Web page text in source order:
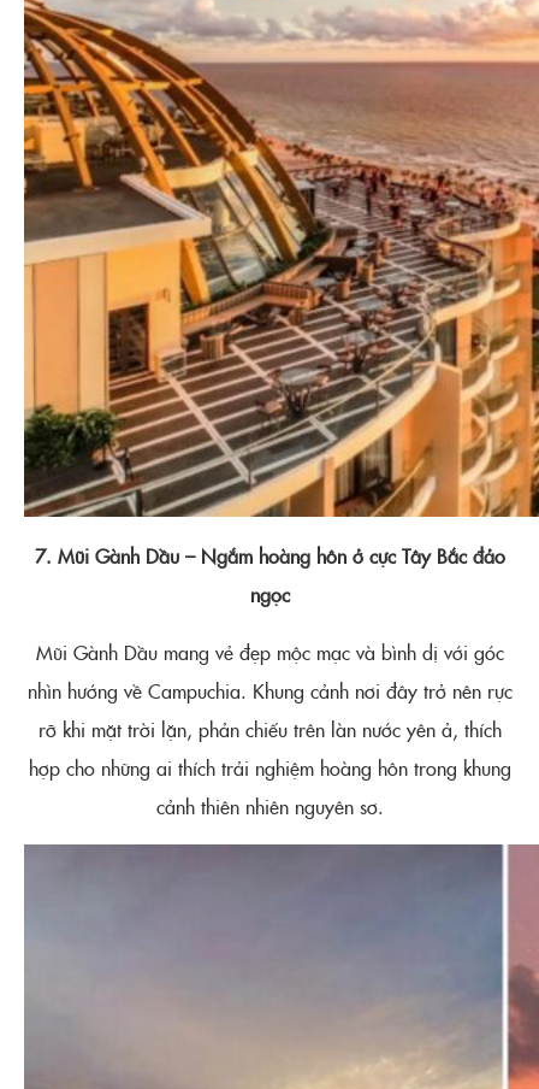
7. Mũi Gành Dầu – Ngắm hoàng hôn ở cực Tây Bắc đảo
ngọc
Mũi Gành Dầu mang vẻ đẹp mộc mạc và bình dị với góc
nhìn hướng về Campuchia. Khung cảnh nơi đây trở nên rực
rỡ khi mặt trời lặn, phản chiếu trên làn nước yên ả, thích
hợp cho những ai thích trải nghiệm hoàng hôn trong khung
cảnh thiên nhiên nguyên sơ.